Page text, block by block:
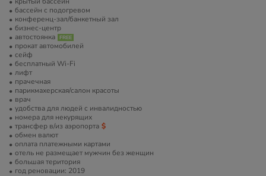
бассейн с подогревом
конференц-зал/банкетный зал
бизнес-центр
автостоянка
прокат автомобилей
сейф
бесплатный Wi-Fi
лифт
прачечная
парикмахерская/салон красоты
врач
удобства для людей с инвалидностью
номера для некурящих
трансфер в/из аэропорта
обмен валют
оплата платежными картами
отель не размещает мужчин без женщин
большая територия
год реновации: 2019